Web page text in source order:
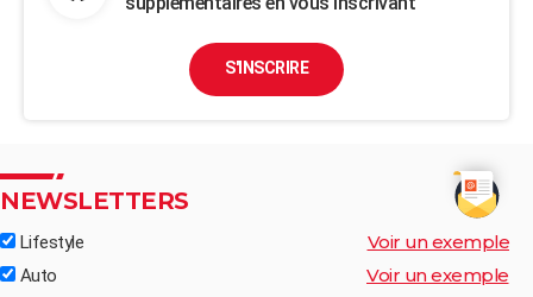
S'INSCRIRE
NEWSLETTERS
Lifestyle Voir un exemple
Auto Voir un exemple